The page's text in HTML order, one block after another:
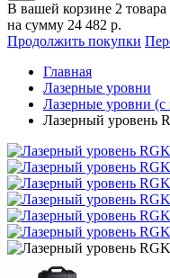
В вашей корзине 2 товара
на сумму 24 482 р.
Продолжить покупки
Главная
Лазерные уровни
Лазерные уровни
Лазерный уровень